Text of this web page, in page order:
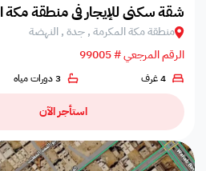
شقة سكني للإيجار في منطقة
منطقة مكة المكرمة , جدة , النهضة
الرقم المرجعي # 99005
4 غرف 3 دورات مياه
استأجر الآن